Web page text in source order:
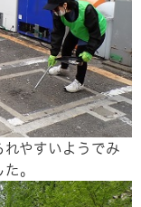
やすいようでみ
。